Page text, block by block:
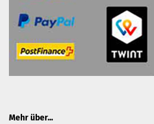
Mehr über...